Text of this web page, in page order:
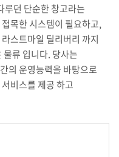
루던 단순한 창고라는
목한 시스템이 필요하고,
스트마일 딜리버리 까지
류 입니다. 당사는
의 운영능력을 바탕으로
비스를 제공 하고